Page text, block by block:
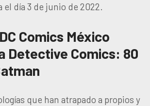
el día 3 de junio de 2022.
Comics México
Detective Comics: 80
que han atrapado a propios y